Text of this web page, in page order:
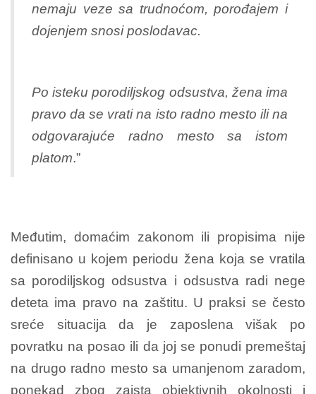
nemaju veze sa trudnoćom, porođajem i
dojenjem snosi poslodavac.
Po isteku porodiljskog odsustva, žena ima
pravo da se vrati na isto radno mesto ili na
odgovarajuće radno mesto sa istom
platom.”
Međutim, domaćim zakonom ili propisima nije
definisano u kojem periodu žena koja se vratila
sa porodiljskog odsustva i odsustva radi nege
deteta ima pravo na zaštitu. U praksi se često
sreće situacija da je zaposlena višak po
povratku na posao ili da joj se ponudi premeštaj
na drugo radno mesto sa umanjenom zaradom,
ponekad zbog zaista objektivnih okolnosti i